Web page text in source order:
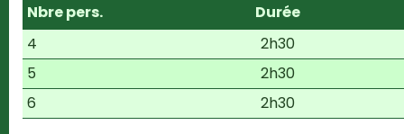
Nbre pers.
Durée
4
2h30
5
2h30
6
2h30